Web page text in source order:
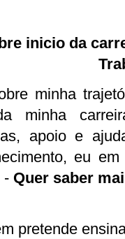
inicio da
minha
minha
apoio e
eu
- Quer saber
pretende